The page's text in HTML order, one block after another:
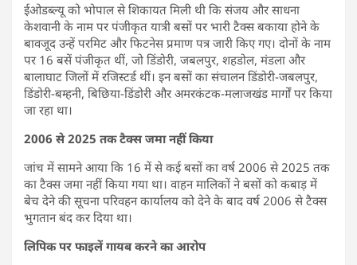
ईओडब्ल्यू को भोपाल से शिकायत मिली थी कि संजय और साधना
केशवानी के नाम पर पंजीकृत यात्री बसों पर भारी टैक्स बकाया होने के
बावजूद उन्हें परमिट और फिटनेस प्रमाण पत्र जारी किए गए। दोनों के नाम
पर 16 बसें पंजीकृत थीं, जो डिंडोरी, जबलपुर, शहडोल, मंडला और
बालाघाट जिलों में रजिस्टर्ड थीं। इन बसों का संचालन डिंडोरी-जबलपुर,
डिंडोरी-बम्हनी, बिछिया-डिंडोरी और अमरकंटक-मलाजखंड मार्गों पर किया
जा रहा था।
2006 से 2025 तक टैक्स जमा नहीं किया
जांच में सामने आया कि 16 में से कई बसों का वर्ष 2006 से 2025 तक
का टैक्स जमा नहीं किया गया था। वाहन मालिकों ने बसों को कबाड़ में
बेच देने की सूचना परिवहन कार्यालय को देने के बाद वर्ष 2006 से टैक्स
भुगतान बंद कर दिया था।
लिपिक पर फाइलें गायब करने का आरोप